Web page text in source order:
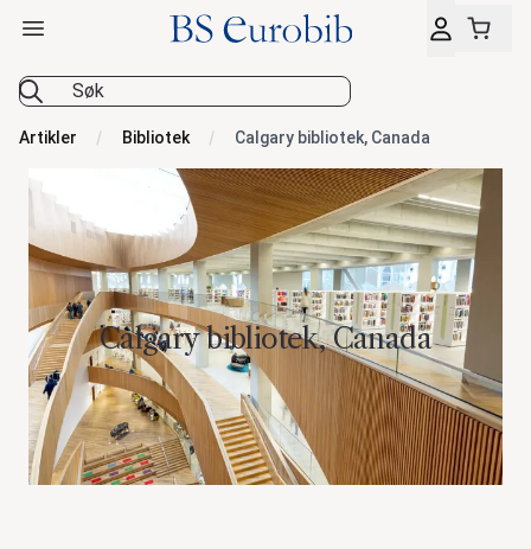
BS Eurobib
Åpne hovedmeny
Artikler Bibliotek Calgary bibliotek, Canada
Calgary bibliotek, Canada